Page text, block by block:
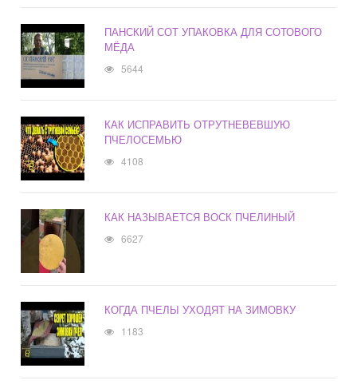
ПАНСКИЙ СОТ УПАКОВКА ДЛЯ СОТОВОГО
МЁДА
5644
КАК ИСПРАВИТЬ ОТРУТНЕВЕВШУЮ
ПЧЕЛОСЕМЬЮ
4108
КАК НАЗЫВАЕТСЯ ВОСК ПЧЕЛИНЫЙ
6627
КОГДА ПЧЕЛЫ УХОДЯТ НА ЗИМОВКУ
1183